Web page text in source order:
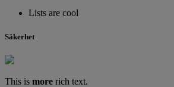
Lists are cool
Säkerhet
This is more rich text.